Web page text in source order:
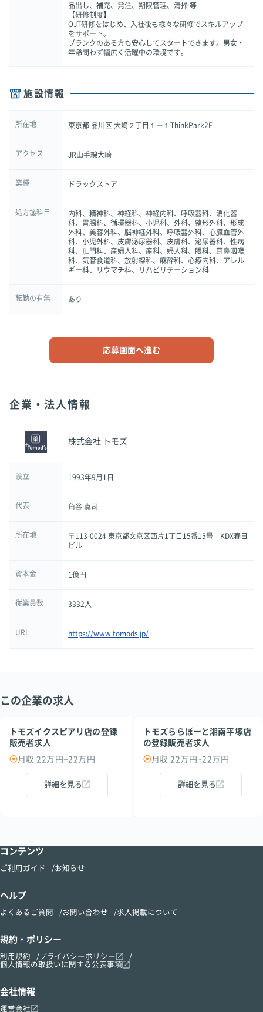
品出し、補充、発注、期限管理、清掃 等
【研修制度】
OJT研修をはじめ、入社後も様々な研修でスキルアップ
をサポート。
ブランクのある方も安心してスタートできます。男女・
年齢問わず幅広く活躍中の環境です。
施設情報
所在地 東京都 品川区 大崎２丁目１－１ThinkPark2F
アクセス JR山手線大崎
業種 ドラックストア
処方箋科目
内科、精神科、神経科、神経内科、呼吸器科、消化器
科、胃腸科、循環器科、小児科、外科、整形外科、形成
外科、美容外科、脳神経外科、呼吸器外科、心臓血管外
科、小児外科、皮膚泌尿器科、皮膚科、泌尿器科、性病
科、肛門科、産婦人科、産科、婦人科、眼科、耳鼻咽喉
科、気管食道科、放射線科、麻酔科、心療内科、アレル
ギー科、リウマチ科、リハビリテーション科
転勤の有無 あり
応募画面へ進む
企業・法人情報
株式会社 トモズ
設立 1993年9月1日
代表 角谷 真司
所在地
〒113-0024 東京都文京区西片1丁目15番15号 KDX春日
ビル
資本金 1億円
従業員数 3332人
URL https://www.tomods.jp/
この企業の求人
トモズイクスピアリ店の登録
販売者求人
月収 22万円~22万円
詳細を見る
トモズららぽーと湘南平塚店
の登録販売者求人
月収 22万円~22万円
詳細を見る
コンテンツ
ご利用ガイド お知らせ
ヘルプ
よくあるご質問 お問い合わせ 求人掲載について
規約・ポリシー
利用規約
プライバシーポリシー
個人情報の取扱いに関する公表事項
会社情報
運営会社